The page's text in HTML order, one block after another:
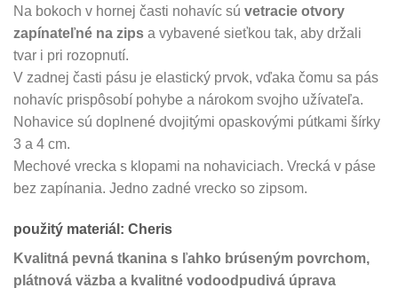
Na bokoch v hornej časti nohavíc sú vetracie otvory
zapínateľné na zips a vybavené sieťkou tak, aby držali
tvar i pri rozopnutí.
V zadnej časti pásu je elastický prvok, vďaka čomu sa pás
nohavíc prispôsobí pohybe a nárokom svojho užívateľa.
Nohavice sú doplnené dvojitými opaskovými pútkami šírky
3 a 4 cm.
Mechové vrecka s klopami na nohaviciach. Vrecká v páse
bez zapínania. Jedno zadné vrecko so zipsom.
použitý materiál: Cheris
Kvalitná pevná tkanina s ľahko brúseným povrchom,
plátnová väzba a kvalitné vodoodpudivá úprava